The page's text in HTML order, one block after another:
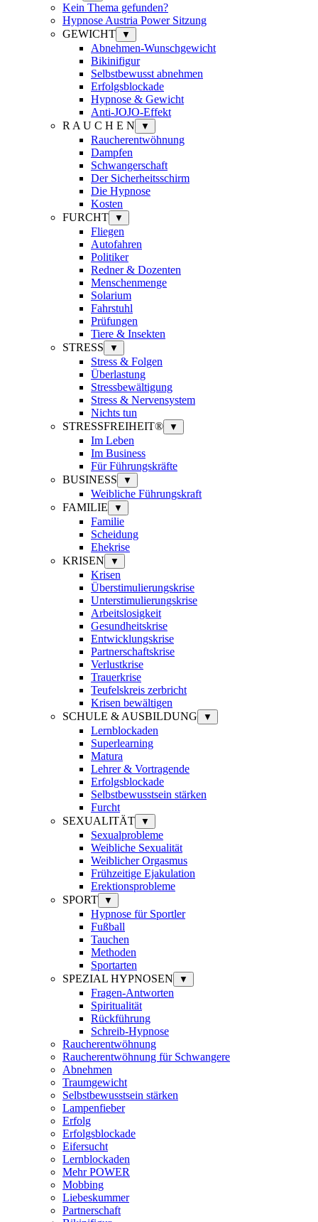
Kein Thema gefunden?
Hypnose Austria Power Sitzung
GEWICHT
▼
Abnehmen-Wunschgewicht
Bikinifigur
Selbstbewusst abnehmen
Erfolgsblockade
Hypnose & Gewicht
Anti-JOJO-Effekt
R A U C H E N
▼
Raucherentwöhnung
Dampfen
Schwangerschaft
Der Sicherheitsschirm
Die Hypnose
Kosten
FURCHT
▼
Fliegen
Autofahren
Politiker
Redner & Dozenten
Menschenmenge
Solarium
Fahrstuhl
Prüfungen
Tiere & Insekten
STRESS
▼
Stress & Folgen
Überlastung
Stressbewältigung
Stress & Nervensystem
Nichts tun
STRESSFREIHEIT®
▼
Im Leben
Im Business
Für Führungskräfte
BUSINESS
▼
Weibliche Führungskraft
FAMILIE
▼
Familie
Scheidung
Ehekrise
KRISEN
▼
Krisen
Überstimulierungskrise
Unterstimulierungskrise
Arbeitslosigkeit
Gesundheitskrise
Entwicklungskrise
Partnerschaftskrise
Verlustkrise
Trauerkrise
Teufelskreis zerbricht
Krisen bewältigen
SCHULE & AUSBILDUNG
▼
Lernblockaden
Superlearning
Matura
Lehrer & Vortragende
Erfolgsblockade
Selbstbewusstsein stärken
Furcht
SEXUALITÄT
▼
Sexualprobleme
Weibliche Sexualität
Weiblicher Orgasmus
Frühzeitige Ejakulation
Erektionsprobleme
SPORT
▼
Hypnose für Sportler
Fußball
Tauchen
Methoden
Sportarten
SPEZIAL HYPNOSEN
▼
Fragen-Antworten
Spiritualität
Rückführung
Schreib-Hypnose
Raucherentwöhnung
Raucherentwöhnung für Schwangere
Abnehmen
Traumgewicht
Selbstbewusstsein stärken
Lampenfieber
Erfolg
Erfolgsblockade
Eifersucht
Lernblockaden
Mehr POWER
Mobbing
Liebeskummer
Partnerschaft